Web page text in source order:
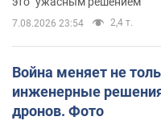
7.08.2026 23:54 2,4 т.
Война меняет не
инженерные решения
дронов. Фото